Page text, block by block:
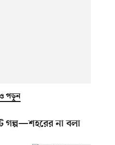
পড়ুন
গল্প—শহরের না বলা